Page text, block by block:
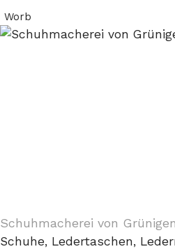
Worb
Schuhmacherei von Grünigen
Schuhe, Ledertaschen,